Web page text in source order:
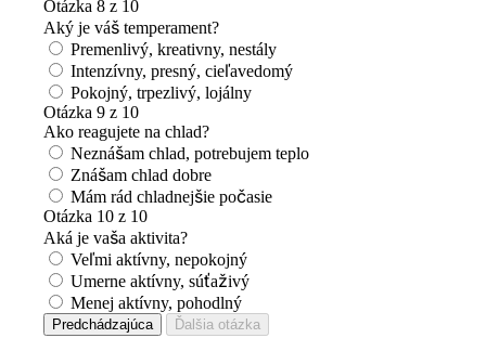
Otázka 8 z 10
Aký je váš temperament?
Premenlivý, kreativny, nestály
Intenzívny, presný, cieľavedomý
Pokojný, trpezlivý, lojálny
Otázka 9 z 10
Ako reagujete na chlad?
Neznášam chlad, potrebujem teplo
Znášam chlad dobre
Mám rád chladnejšie počasie
Otázka 10 z 10
Aká je vaša aktivita?
Veľmi aktívny, nepokojný
Umerne aktívny, súťaživý
Menej aktívny, pohodlný
Predchádzajúca Ďalšia otázka